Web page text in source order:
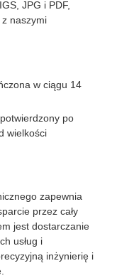
JPG i PDF,
naszymi
w ciągu 14
po
wielkości
zapewnia
przez cały
jest dostarczanie
usług i
inżynierię i